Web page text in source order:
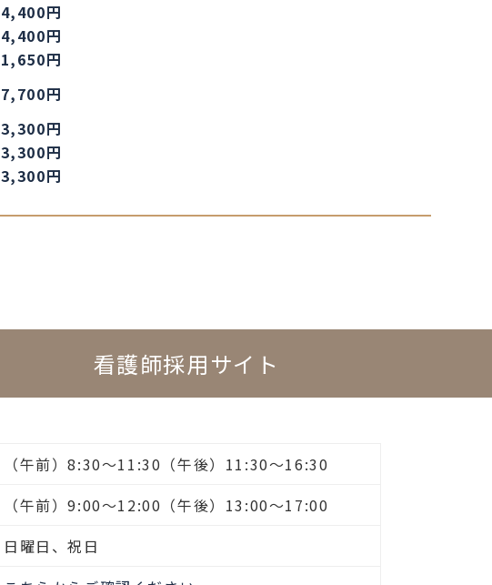
4,400円
4,400円
1,650円
7,700円
3,300円
3,300円
3,300円
看護師採用サイト
（午前）8:30～11:30（午後）11:30～16:30
（午前）9:00～12:00（午後）13:00～17:00
日曜日、祝日